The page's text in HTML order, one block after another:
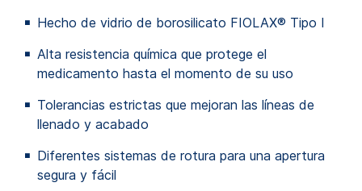
Hecho de vidrio de borosilicato FIOLAX® Tipo I
Alta resistencia química que protege el
medicamento hasta el momento de su uso
Tolerancias estrictas que mejoran las líneas de
llenado y acabado
Diferentes sistemas de rotura para una apertura
segura y fácil